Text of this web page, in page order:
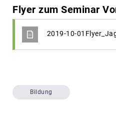
Flyer zum Seminar
2019-10-
Bildung